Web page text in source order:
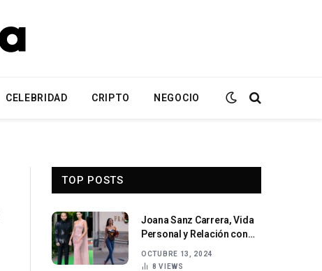
CELEBRIDAD CRIPTO NEGOCIO
TOP POSTS
Joana Sanz Carrera, Vida
Personal y Relación con
OCTUBRE 13, 2024
8VIEWS